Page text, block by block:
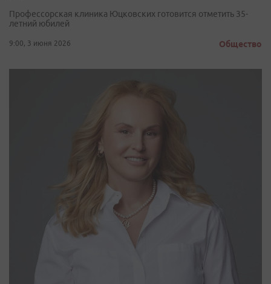
Профессорская клиника Юцковских готовится отметить 35-
летний юбилей
9:00, 3 июня 2026 Общество